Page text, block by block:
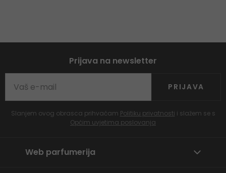
Prijava na newsletter
PRIJAVA
Slanjem ovog obrasca prihvaćam Politiku privatnosti i slažem se s
Općim uvjetima poslovanja
Web parfumerija